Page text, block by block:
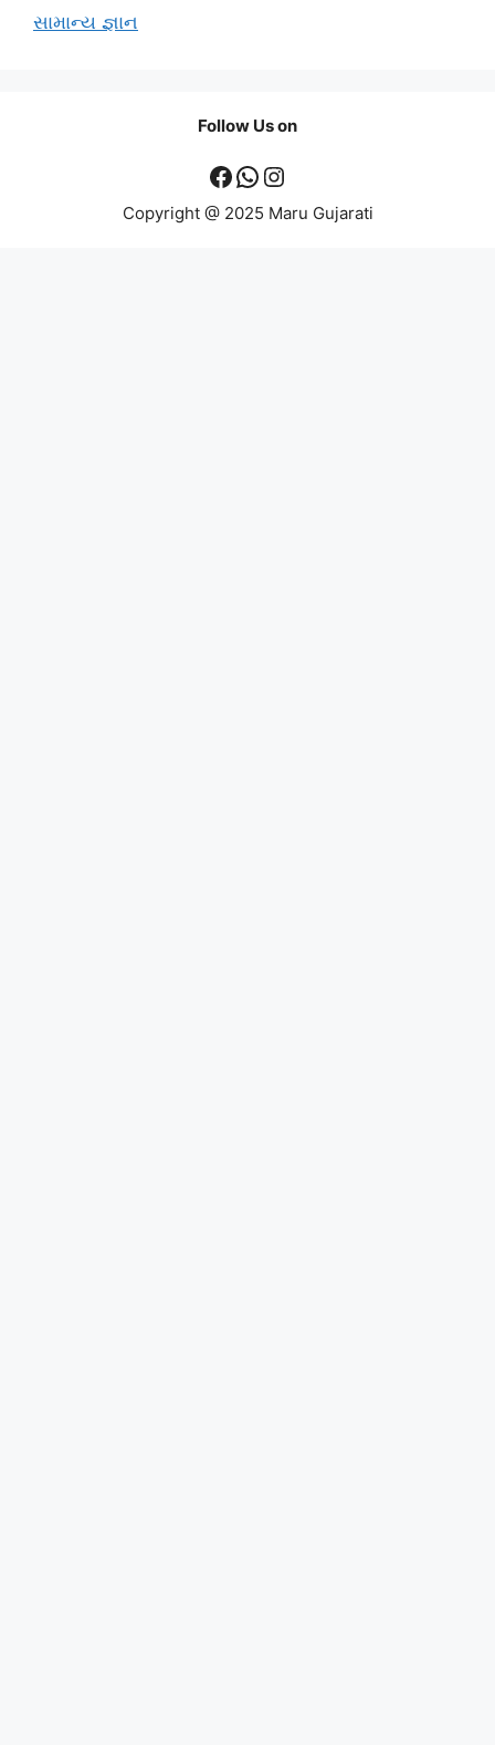
સામાન્ય જ્ઞાન
Follow Us on
Facebook
WhatsApp
Instagram
Copyright @ 2025 Maru Gujarati